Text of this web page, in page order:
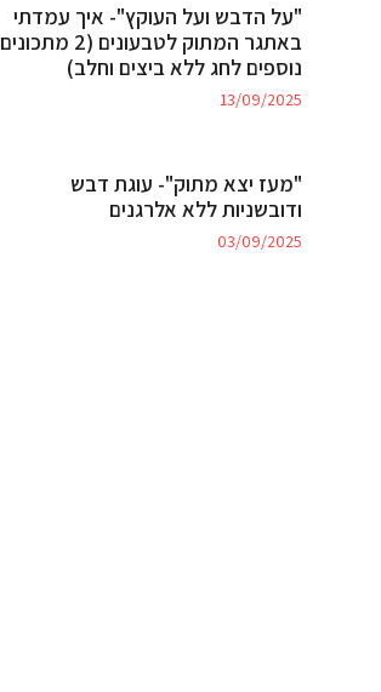
"על הדבש ועל העוקץ"- איך עמדתי
באתגר המתוק לטבעונים (2 מתכונים
נוספים לחג ללא ביצים וחלב)
13/09/2025
"מעז יצא מתוק"- עוגת דבש
ודובשניות ללא אלרגנים
03/09/2025